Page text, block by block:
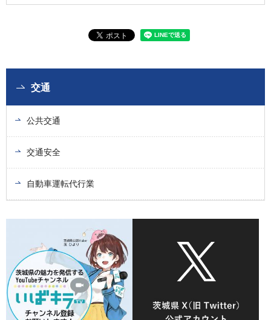
交通
公共交通
交通安全
自動車運転代行業